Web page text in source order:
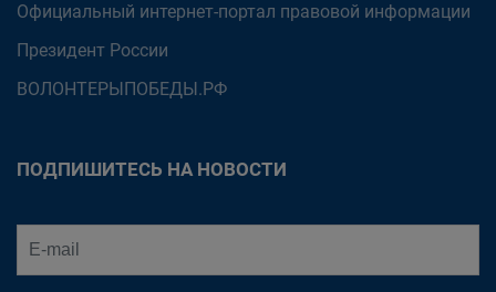
Официальный интернет-портал правовой информации
Президент России
ВОЛОНТЕРЫПОБЕДЫ.РФ
ПОДПИШИТЕСЬ НА НОВОСТИ